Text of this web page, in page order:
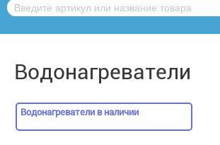
Водонагреватели
Водонагреватели в наличии